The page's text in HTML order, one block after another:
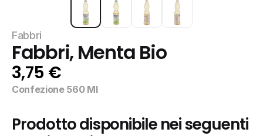
Fabbri
Fabbri, Menta Bio
3,75 €
Confezione 560 Ml
Prodotto disponibile nei seguenti